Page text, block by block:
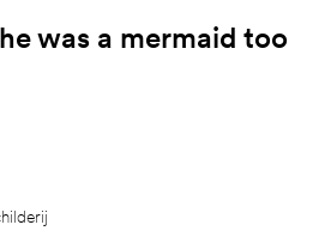
was a mermaid too